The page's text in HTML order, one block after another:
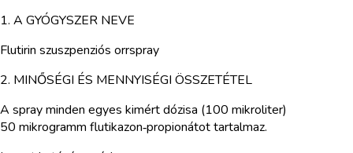
1. A GYÓGYSZER NEVE
Flutirin szuszpenziós orrspray
2. MINŐSÉGI ÉS MENNYISÉGI ÖSSZETÉTEL
A spray minden egyes kimért dózisa (100 mikroliter)
50 mikrogramm flutikazon‑propionátot tartalmaz.